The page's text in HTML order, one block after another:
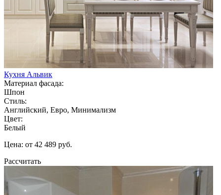
Кухня Альвик
Материал фасада:
Шпон
Стиль:
Английский, Евро, Минимализм
Цвет:
Белый
Цена: от 42 489 руб.
Рассчитать